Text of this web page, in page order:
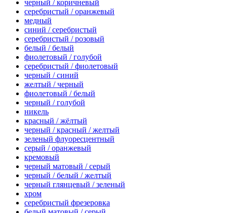
черный / коричневый
серебристый / оранжевый
медный
синий / серебристый
серебристый / розовый
белый / белый
фиолетовый / голубой
серебристый / фиолетовый
черный / синий
желтый / черный
фиолетовый / белый
черный / голубой
никель
красный / жёлтый
черный / красный / желтый
зеленый флуоресцентный
серый / оранжевый
кремовый
черный матовый / серый
черный / белый / желтый
черный глянцевый / зеленый
хром
серебристый фрезеровка